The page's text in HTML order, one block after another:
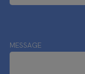
MESSAGE